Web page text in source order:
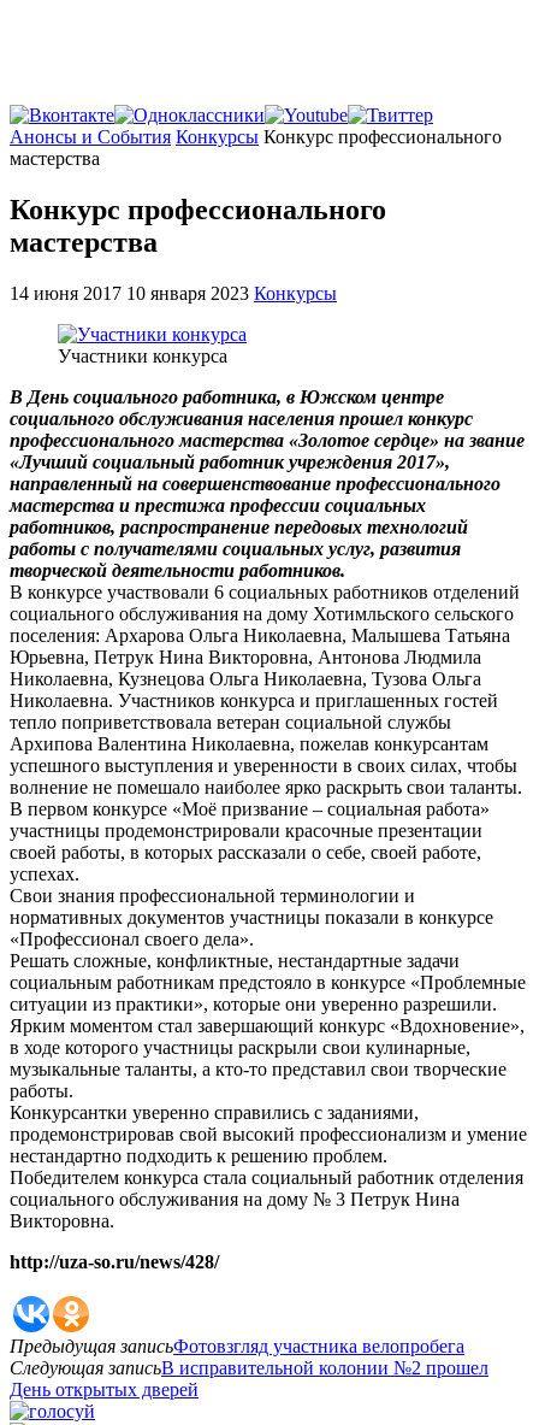
Главная
Анонсы и События Конкурсы Конкурс профессионального
мастерства
Конкурс профессионального
мастерства
14 июня 2017 10 января 2023 Конкурсы
Участники конкурса
В День социального работника, в Южском центре
социального обслуживания населения прошел конкурс
профессионального мастерства «Золотое сердце» на звание
«Лучший социальный работник учреждения 2017»,
направленный на совершенствование профессионального
мастерства и престижа профессии социальных
работников, распространение передовых технологий
работы с получателями социальных услуг, развития
творческой деятельности работников.
В конкурсе участвовали 6 социальных работников отделений
социального обслуживания на дому Хотимльского сельского
поселения: Архарова Ольга Николаевна, Малышева Татьяна
Юрьевна, Петрук Нина Викторовна, Антонова Людмила
Николаевна, Кузнецова Ольга Николаевна, Тузова Ольга
Николаевна. Участников конкурса и приглашенных гостей
тепло поприветствовала ветеран социальной службы
Архипова Валентина Николаевна, пожелав конкурсантам
успешного выступления и уверенности в своих силах, чтобы
волнение не помешало наиболее ярко раскрыть свои таланты.
В первом конкурсе «Моё призвание – социальная работа»
участницы продемонстрировали красочные презентации
своей работы, в которых рассказали о себе, своей работе,
успехах.
Свои знания профессиональной терминологии и
нормативных документов участницы показали в конкурсе
«Профессионал своего дела».
Решать сложные, конфликтные, нестандартные задачи
социальным работникам предстояло в конкурсе «Проблемные
ситуации из практики», которые они уверенно разрешили.
Ярким моментом стал завершающий конкурс «Вдохновение»,
в ходе которого участницы раскрыли свои кулинарные,
музыкальные таланты, а кто-то представил свои творческие
работы.
Конкурсантки уверенно справились с заданиями,
продемонстрировав свой высокий профессионализм и умение
нестандартно подходить к решению проблем.
Победителем конкурса стала социальный работник отделения
социального обслуживания на дому № 3 Петрук Нина
Викторовна.
http://uza-so.ru/news/428/
Предыдущая записьФотовзгляд участника велопробега
Следующая записьВ исправительной колонии №2 прошел
День открытых дверей